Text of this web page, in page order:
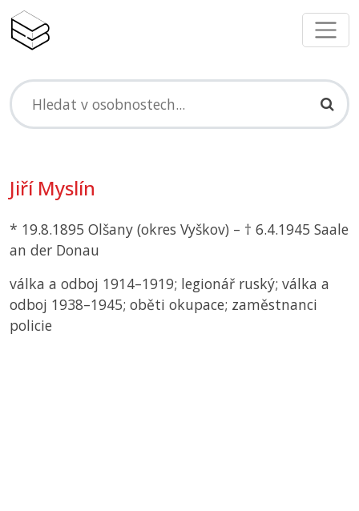
Jiří Myslín
* 19.8.1895 Olšany (okres Vyškov) – † 6.4.1945 Saale
an der Donau
válka a odboj 1914–1919; legionář ruský; válka a
odboj 1938–1945; oběti okupace; zaměstnanci
policie